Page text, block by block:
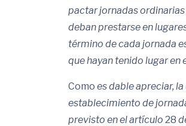
pactar jornadas
deban prestarse en
término de cada jornada
que hayan tenido lugar
Como es dable apreciar,
establecimiento de
previsto en el artículo 28